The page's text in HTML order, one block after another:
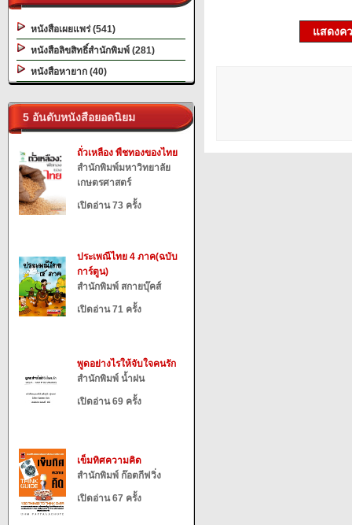
หนังสือเผยแพร่ (541)
หนังสือลิขสิทธิ์สำนักพิมพ์ (281)
หนังสือหายาก (40)
5 อันดับหนังสือยอดนิยม
ถั่วเหลือง พืชทองของไทย
สำนักพิมพ์มหาวิทยาลัย
เกษตรศาสตร์
เปิดอ่าน 73 ครั้ง
ประเพณีไทย 4 ภาค(ฉบับ
การ์ตูน)
สำนักพิมพ์ สกายบุ๊คส์
เปิดอ่าน 71 ครั้ง
พูดอย่างไรให้จับใจคนรัก
สำนักพิมพ์ น้ำฝน
เปิดอ่าน 69 ครั้ง
เข็มทิศความคิด
สำนักพิมพ์ ก๊อตกีฟวิ่ง
เปิดอ่าน 67 ครั้ง
แสดงค